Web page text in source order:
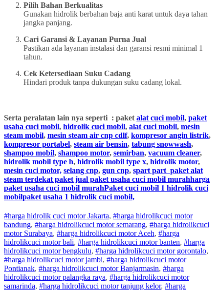
Pilih Bahan Berkualitas
Gunakan hidrolik berbahan baja anti karat untuk daya tahan
jangka panjang.
Cari Garansi & Layanan Purna Jual
Pastikan ada layanan instalasi dan garansi resmi minimal 1
tahun.
Cek Ketersediaan Suku Cadang
Hindari produk tanpa dukungan suku cadang lokal.
Serta peralatan lain nya seperti : paket alat cuci mobil, paket
usaha cuci mobil, hidrolik cuci mobil, alat cuci mobil, mesin
steam mobil, mesin steam air cnp cdlf, kompresor angin listrik,
kompresor portabel, steam air bensin, tabung snowwash,
shampoo mobil, shampoo motor, semirban, vacuum cleaner,
hidrolik mobil type h, hidrolik mobil type x, hidrolik motor,
mesin cuci motor, selang cnp, gun cnp, spart part paket alat
steam terdekat paket jual paket usaha cuci mobil murahharga
paket usaha cuci mobil murahPaket cuci mobil 1 hidrolik cuci
mobilpaket usaha 1 hidrolik cuci mobil,
#harga hidrolik cuci motor Jakarta, #harga hidrolikcuci motor
bandung, #harga hidrolikcuci motorsemarang, #harga hidrolikcuci
motorSurabaya, #harga hidrolikcuci motorAceh, #harga
hidrolikcuci motorbali, #harga hidrolikcuci motorbanten, #harga
hidrolikcuci motorbengkulu, #harga hidrolikcuci motorgorontalo,
#harga hidrolikcuci motorjambi, #harga hidrolikcuci motor
Pontianak, #harga hidrolikcuci motorBanjarmasin, #harga
hidrolikcuci motorpalangka raya, #harga hidrolikcuci motor
samarinda, #harga hidrolikcuci motortanjung kelor, #harga